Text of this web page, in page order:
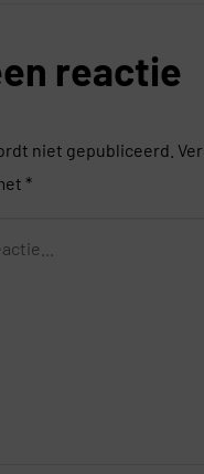
reactie
niet gepubliceerd.
*